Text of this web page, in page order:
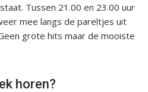
Tussen 21.00 en 23.00 uur
mee langs de pareltjes uit
grote hits maar de mooiste
horen?